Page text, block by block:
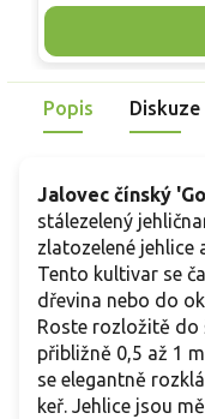
poskytuje celoroční
listnatým dřevinám a
Popis Diskuze
Jalovec čínský
stálezelený
zlatozelené jehlice
Tento kultivar se
dřevina nebo do
Roste rozložitě do
přibližně 0,5 až 1
se elegantně
keř. Jehlice jsou